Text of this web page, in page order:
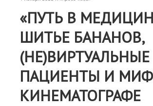
«ПУТЬ В
ШИТЬЕ БАНАНОВ,
(НЕ)ВИРТУАЛЬНЫЕ
ПАЦИЕНТЫ И
КИНЕМАТОГРАФЕ